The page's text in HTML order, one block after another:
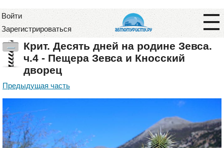
Войти
Зарегистрироваться
—
Крит. Десять дней на родине Зевса.
ч.4 - Пещера Зевса и Кносский
дворец
Предыдущая часть